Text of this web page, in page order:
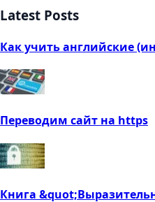
Latest Posts
Как учить английские
Переводим сайт на https
Книга